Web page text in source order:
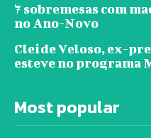
7 sobremesas com
no Ano-Novo
Cleide Veloso, ex-
esteve no programa
Most popular